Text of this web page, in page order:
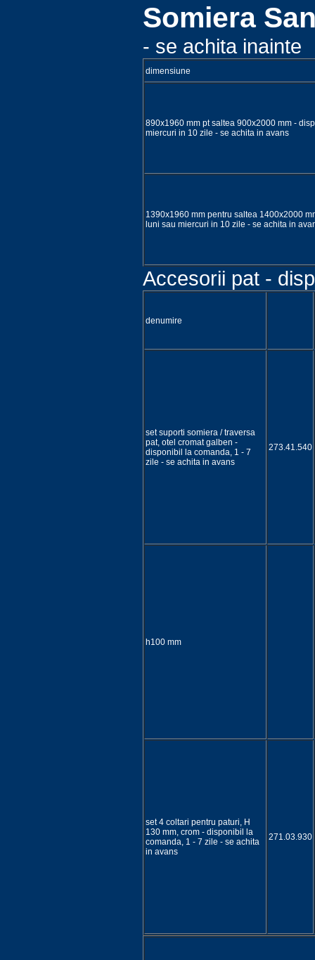
Somiera
- se achita inainte
dimensiune
890x1960 mm pt saltea 900x2000 mm -
miercuri in 10 zile - se achita in avans
1390x1960 mm pentru saltea 1400x2000
luni sau miercuri in 10 zile - se achita in
Accesorii pat -
denumire
set suporti somiera / traversa
pat, otel cromat galben -
disponibil la comanda, 1 - 7
zile - se achita in avans
273.41.540
h100 mm
set 4 coltari pentru paturi, H
130 mm, crom - disponibil la
comanda, 1 - 7 zile - se achita
in avans
271.03.930